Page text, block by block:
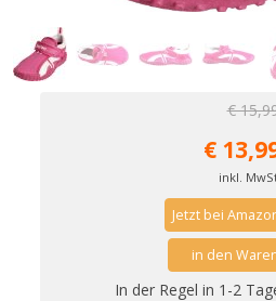
€
€
inkl.
Jetzt bei
in den
In der Regel in 1-2